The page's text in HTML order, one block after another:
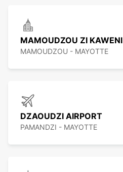
MAMOUDZOU ZI KAWENI
MAMOUDZOU - MAYOTTE
DZAOUDZI AIRPORT
PAMANDZI - MAYOTTE